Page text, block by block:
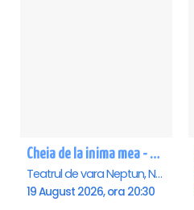
Cheia de la inima mea - Neptun
Teatrul de vara Neptun, Neptun
19 August 2026, ora 20:30